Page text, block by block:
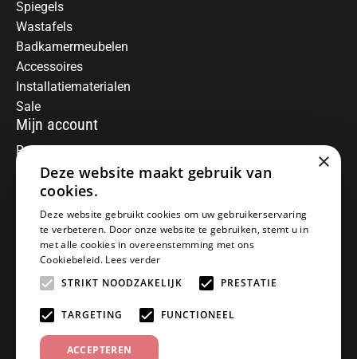
Spiegels
Wastafels
Badkamermeubelen
Accessoires
Installatiematerialen
Sale
Mijn account
Registreren
Mijn bestellingen
Informatie
Over ons
Algemene voorwaarden
Disclaimer
Privacy Policy
Betaalmethoden
Retourneren
Klantenservice
Offerte aanvragen
×
Deze website maakt gebruik van
cookies.
Deze website gebruikt cookies om uw gebruikerservaring
te verbeteren. Door onze website te gebruiken, stemt u in
met alle cookies in overeenstemming met ons
Cookiebeleid. Lees verder
STRIKT NOODZAKELIJK
PRESTATIE
TARGETING FUNCTIONEEL
ACCEPTEREN